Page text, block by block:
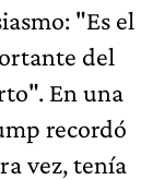
"Es el
del
En una
recordó
vez, tenía